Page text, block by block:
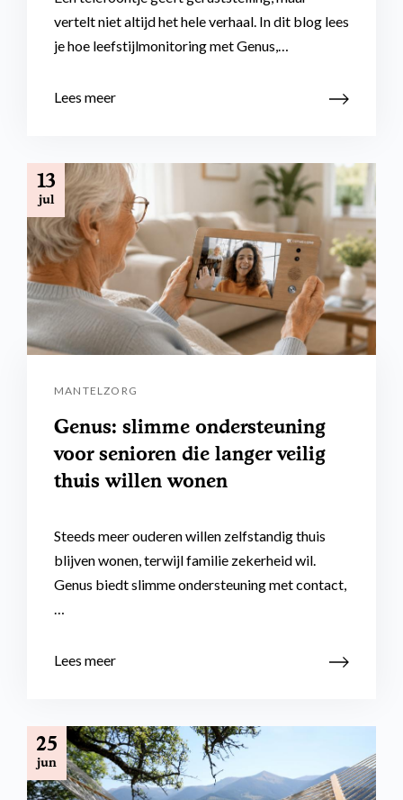
vertelt niet altijd het hele verhaal. In dit blog lees
je hoe leefstijlmonitoring met Genus,…
Lees meer
13
jul
MANTELZORG
Genus: slimme ondersteuning
voor senioren die langer veilig
thuis willen wonen
Steeds meer ouderen willen zelfstandig thuis
blijven wonen, terwijl familie zekerheid wil.
Genus biedt slimme ondersteuning met contact,
…
Lees meer
25
jun